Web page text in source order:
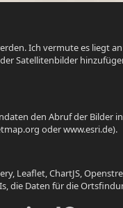
Ich vermute es liegt
Satellitenbilder
den Abruf der Bilder
oder www.esri.de).
Leaflet, ChartJS,
die Daten für die